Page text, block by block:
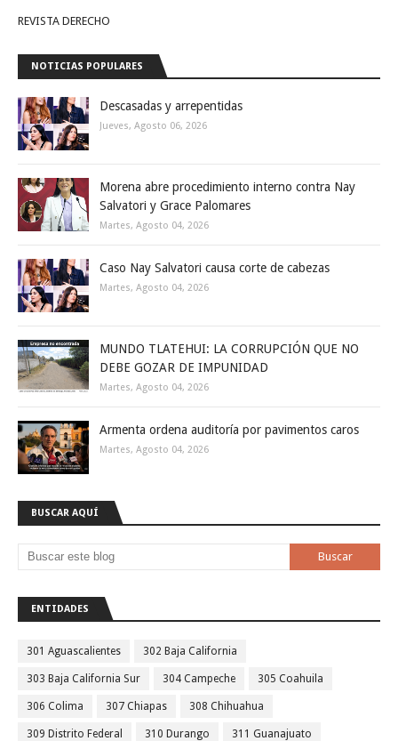
REVISTA DERECHO
NOTICIAS POPULARES
Descasadas y arrepentidas
Jueves, Agosto 06, 2026
Morena abre procedimiento interno contra Nay
Salvatori y Grace Palomares
Martes, Agosto 04, 2026
Caso Nay Salvatori causa corte de cabezas
Martes, Agosto 04, 2026
MUNDO TLATEHUI: LA CORRUPCIÓN QUE NO
DEBE GOZAR DE IMPUNIDAD
Martes, Agosto 04, 2026
Armenta ordena auditoría por pavimentos caros
Martes, Agosto 04, 2026
BUSCAR AQUÍ
ENTIDADES
301 Aguascalientes 302 Baja California
303 Baja California Sur 304 Campeche 305 Coahuila
306 Colima 307 Chiapas 308 Chihuahua
309 Distrito Federal 310 Durango 311 Guanajuato